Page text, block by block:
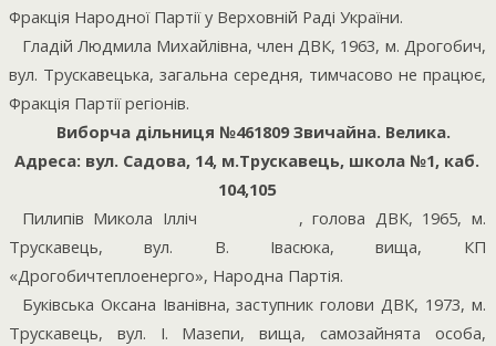
Фракція Народної Партії у Верховній Раді України.
Гладій Людмила Михайлівна, член ДВК, 1963, м. Дрогобич,
вул. Трускавецька, загальна середня, тимчасово не працює,
Фракція Партії регіонів.
Виборча дільниця №461809 Звичайна. Велика.
Адреса: вул. Садова, 14, м.Трускавець, школа №1, каб.
104,105
Пилипів Микола Ілліч
, голова ДВК, 1965, м.
Трускавець, вул. В. Івасюка, вища, КП
«Дрогобичтеплоенерго», Народна Партія.
Буківська Оксана Іванівна, заступник голови ДВК, 1973, м.
Трускавець, вул. І. Мазепи, вища, самозайнята особа,